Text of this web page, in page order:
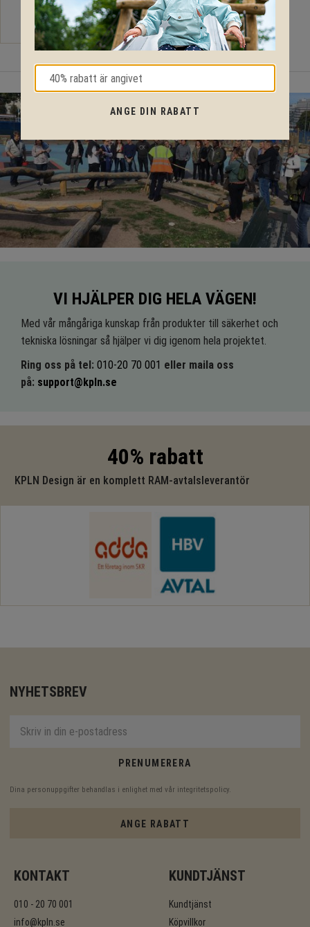
97 945KR 110 970 KR
VI HJÄLPER DIG HELA VÄGEN!
Med vår mångåriga kunskap från produkter till säkerhet och
tekniska lösningar så hjälper vi dig igenom hela projektet.
Ring oss på tel: 010-20 70 001 eller maila oss
på: support@kpln.se
40% rabatt
KPLN Design är en komplett RAM-avtalsleverantör
NYHETSBREV
PRENUMERERA
Dina personuppgifter behandlas i enlighet med vår integritetspolicy.
ANGE RABATT
KONTAKT
010 - 20 70 001
info@kpln.se
KUNDTJÄNST
Kundtjänst
Köpvillkor
ANGE DIN RABATT